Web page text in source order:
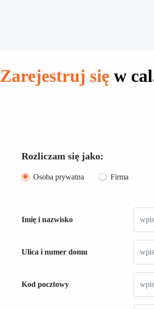
Zarejestruj się w
Rozliczam się jako:
Osoba prywatna Firma
Imię i nazwisko
Ulica i numer domu
Kod pocztowy